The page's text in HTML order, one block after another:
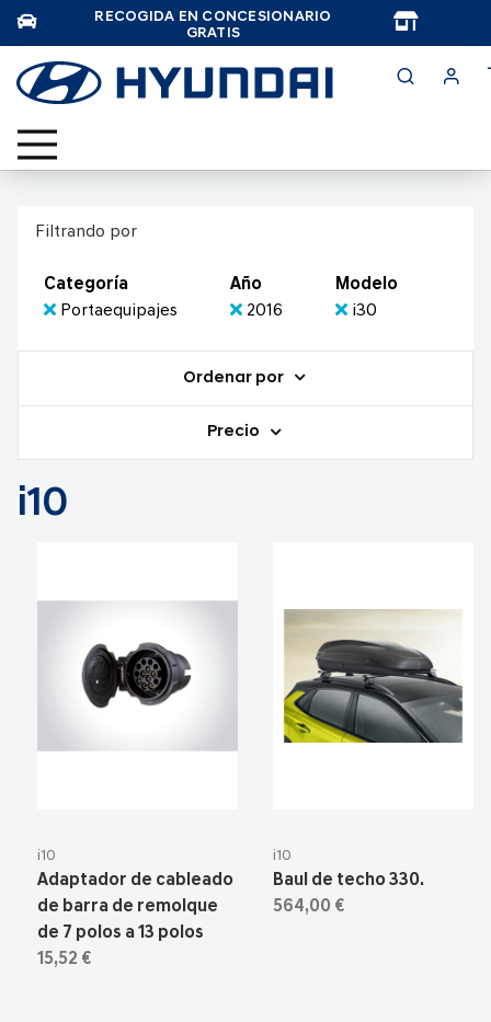
RECOGIDA EN CONCESIONARIO
GRATIS
Filtrando por
Categoría
Portaequipajes
Año
2016
Modelo
i30
Ordenar por
Precio
i10
i10
Adaptador de cableado
de barra de remolque
de 7 polos a 13 polos
15,52 €
i10
Baul de techo 330.
564,00 €